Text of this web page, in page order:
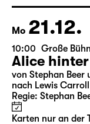
09.01.
Teil 1
Das
(The Inheritance)
von Matthew Lopez
aus dem
Regie: Enrico Lübbe
Karten